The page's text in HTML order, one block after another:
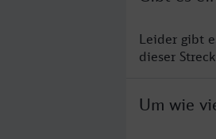
Leider gibt
dieser
Um wie